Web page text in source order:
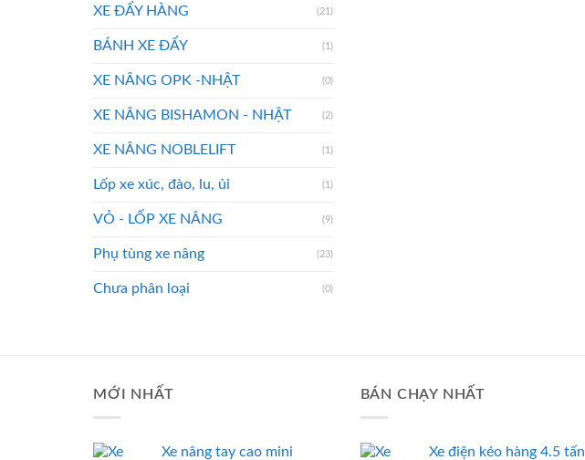
XE ĐẨY HÀNG (21)
BÁNH XE ĐẨY (1)
XE NÂNG OPK -NHẬT (0)
XE NÂNG BISHAMON - NHẬT (2)
XE NÂNG NOBLELIFT (1)
Lốp xe xúc, đào, lu, ủi (1)
VỎ - LỐP XE NÂNG (9)
Phụ tùng xe nâng (23)
Chưa phân loại (0)
MỚI NHẤT
Xe nâng tay cao mini
BÁN CHẠY NHẤT
Xe điện kéo hàng 4.5 tấn